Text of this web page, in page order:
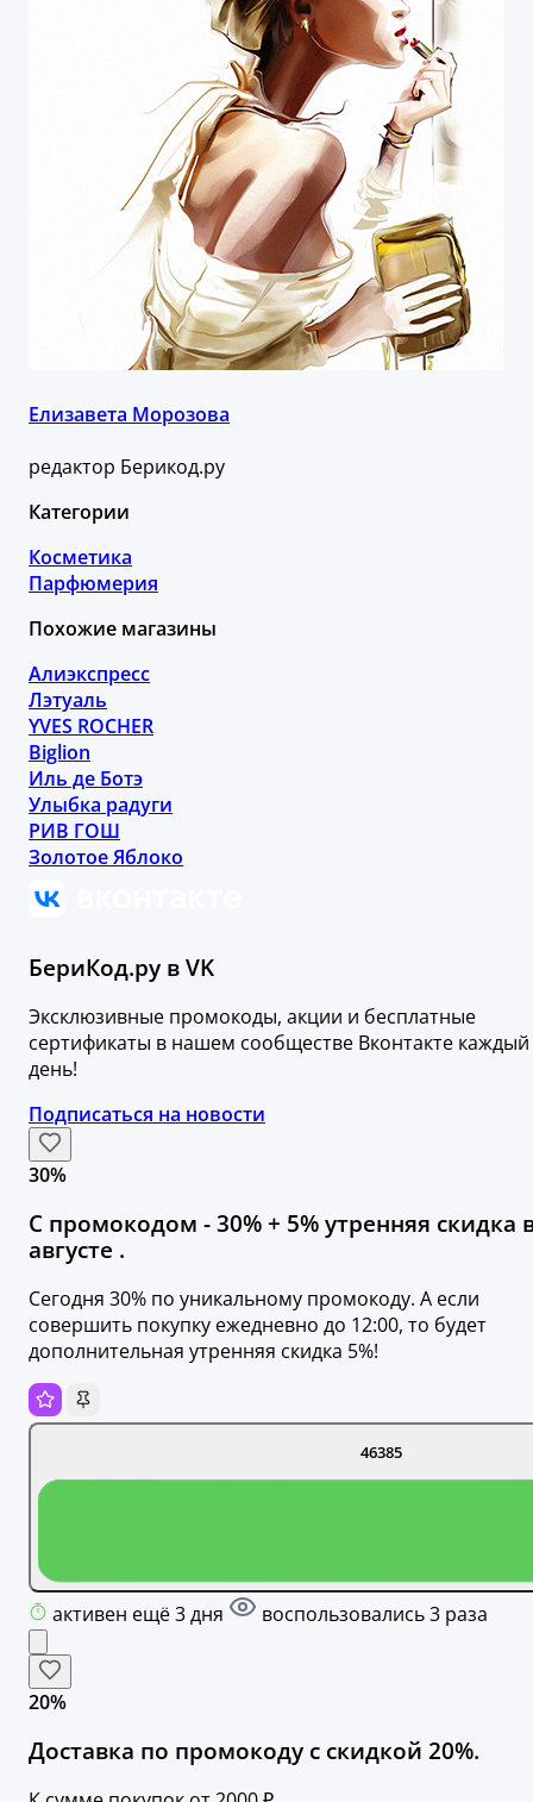
Елизавета Морозова
редактор Берикод.ру
Категории
Косметика
Парфюмерия
Похожие магазины
Алиэкспресс
Лэтуаль
YVES ROCHER
Biglion
Иль де Ботэ
Улыбка радуги
РИВ ГОШ
Золотое Яблоко
БериКод.ру в VK
Эксклюзивные промокоды, акции и бесплатные
сертификаты в нашем сообществе Вконтакте каждый
день!
Подписаться на новости
30%
С промокодом - 30% + 5% утренняя скидка
августе .
Сегодня 30% по уникальному промокоду. А если
совершить покупку ежедневно до 12:00, то будет
дополнительная утренняя скидка 5%!
46385
активен ещё 3 дня воспользовались 3 раза
20%
Доставка по промокоду с скидкой 20%.